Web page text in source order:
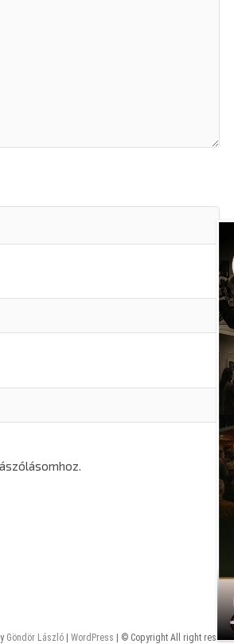
Göndör László| WordPress | © Copyright All right reserved